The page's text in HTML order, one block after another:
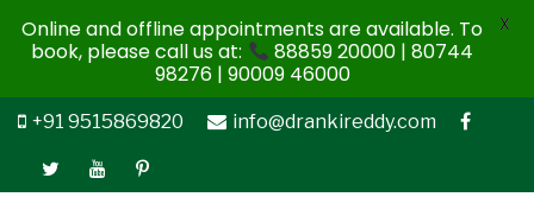
+91 9515869820 info@drankireddy.com
Online and offline appointments are available. To
book, please call us at:
88859 20000 | 80744
98276 | 90009 46000
X